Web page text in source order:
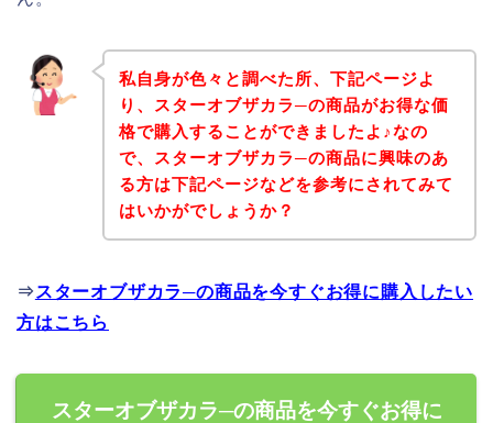
私自身が色々と調べた所、下記ページよ
り、スターオブザカラ─の商品がお得な価
格で購入することができましたよ♪なの
で、スターオブザカラ─の商品に興味のあ
る方は下記ページなどを参考にされてみて
はいかがでしょうか？
⇒ スターオブザカラ─の商品を今すぐお得に購入したい
方はこちら
スターオブザカラ─の商品を今すぐお得に